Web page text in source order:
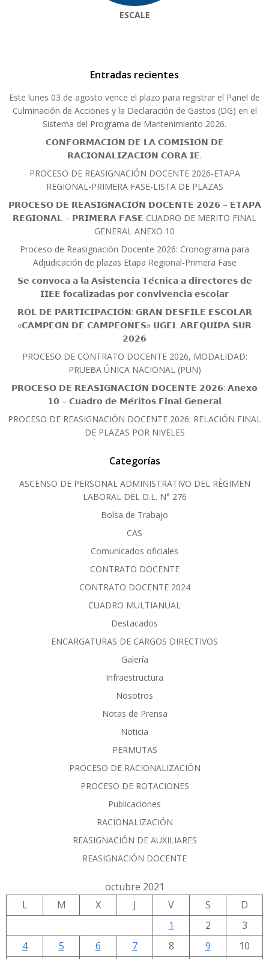
ESCALE
Entradas recientes
Este lunes 03 de agosto vence el plazo para registrar el Panel de
Culminación de Acciones y la Declaración de Gastos (DG) en el
Sistema del Programa de Mantenimiento 2026.
𝗖𝗢𝗡𝗙𝗢𝗥𝗠𝗔𝗖𝗜𝗢́𝗡 𝗗𝗘 𝗟𝗔 𝗖𝗢𝗠𝗜𝗦𝗜𝗢́𝗡 𝗗𝗘
𝗥𝗔𝗖𝗜𝗢𝗡𝗔𝗟𝗜𝗭𝗔𝗖𝗜𝗢́𝗡 𝗖𝗢𝗥𝗔 𝗜𝗘.
PROCESO DE REASIGNACIÓN DOCENTE 2026-ETAPA
REGIONAL-PRIMERA FASE-LISTA DE PLAZAS
𝗣𝗥𝗢𝗖𝗘𝗦𝗢 𝗗𝗘 𝗥𝗘𝗔𝗦𝗜𝗚𝗡𝗔𝗖𝗜𝗢́𝗡 𝗗𝗢𝗖𝗘𝗡𝗧𝗘 𝟮𝟬𝟮𝟲 – 𝗘𝗧𝗔𝗣𝗔
𝗥𝗘𝗚𝗜𝗢𝗡𝗔𝗟 – 𝗣𝗥𝗜𝗠𝗘𝗥𝗔 𝗙𝗔𝗦𝗘 CUADRO DE MERITO FINAL
GENERAL ANEXO 10
Proceso de Reasignación Docente 2026: Cronograma para
Adjudicación de plazas Etapa Regional-Primera Fase
𝗦𝗲 𝗰𝗼𝗻𝘃𝗼𝗰𝗮 𝗮 𝗹𝗮 𝗔𝘀𝗶𝘀𝘁𝗲𝗻𝗰𝗶𝗮 𝗧𝗲́𝗰𝗻𝗶𝗰𝗮 𝗮 𝗱𝗶𝗿𝗲𝗰𝘁𝗼𝗿𝗲𝘀 𝗱𝗲
𝗜𝗜𝗘𝗘 𝗳𝗼𝗰𝗮𝗹𝗶𝘇𝗮𝗱𝗮𝘀 𝗽𝗼𝗿 𝗰𝗼𝗻𝘃𝗶𝘃𝗲𝗻𝗰𝗶𝗮 𝗲𝘀𝗰𝗼𝗹𝗮𝗿
𝗥𝗢𝗟 𝗗𝗘 𝗣𝗔𝗥𝗧𝗜𝗖𝗜𝗣𝗔𝗖𝗜𝗢́𝗡: 𝗚𝗥𝗔𝗡 𝗗𝗘𝗦𝗙𝗜𝗟𝗘 𝗘𝗦𝗖𝗢𝗟𝗔𝗥
«𝗖𝗔𝗠𝗣𝗘𝗢́𝗡 𝗗𝗘 𝗖𝗔𝗠𝗣𝗘𝗢𝗡𝗘𝗦» 𝗨𝗚𝗘𝗟 𝗔𝗥𝗘𝗤𝗨𝗜𝗣𝗔 𝗦𝗨𝗥
𝟮𝟬𝟮𝟲
PROCESO DE CONTRATO DOCENTE 2026, MODALIDAD:
PRUEBA ÚNICA NACIONAL (PUN)
𝗣𝗥𝗢𝗖𝗘𝗦𝗢 𝗗𝗘 𝗥𝗘𝗔𝗦𝗜𝗚𝗡𝗔𝗖𝗜𝗢́𝗡 𝗗𝗢𝗖𝗘𝗡𝗧𝗘 𝟮𝟬𝟮𝟲: 𝗔𝗻𝗲𝘅𝗼
𝟭𝟬 – 𝗖𝘂𝗮𝗱𝗿𝗼 𝗱𝗲 𝗠𝗲́𝗿𝗶𝘁𝗼𝘀 𝗙𝗶𝗻𝗮𝗹 𝗚𝗲𝗻𝗲𝗿𝗮𝗹
PROCESO DE REASIGNACIÓN DOCENTE 2026: RELACIÓN FINAL
DE PLAZAS POR NIVELES
Categorías
ASCENSO DE PERSONAL ADMINISTRATIVO DEL RÈGIMEN
LABORAL DEL D.L. N° 276
Bolsa de Trabajo
CAS
Comunicados oficiales
CONTRATO DOCENTE
CONTRATO DOCENTE 2024
CUADRO MULTIANUAL
Destacados
ENCARGATURAS DE CARGOS DIRECTIVOS
Galería
Infraestructura
Nosotros
Notas de Prensa
Noticia
PERMUTAS
PROCESO DE RACIONALIZACIÓN
PROCESO DE ROTACIONES
Publicaciones
RACIONALIZACIÓN
REASIGNACIÓN DE AUXILIARES
REASIGNACIÓN DOCENTE
octubre 2021
L
M X J V S
D
1
2
3
4
5 6 7 8 9 10